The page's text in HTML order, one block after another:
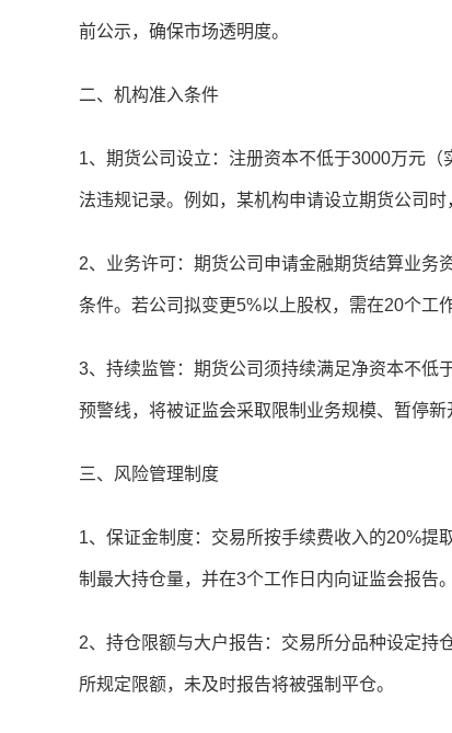
前公示，确保市场透明度。
二、机构准入条件
1、期货公司设立：注册资本不低于3000万元
法违规记录。例如，某机构申请设立期货公司
2、业务许可：期货公司申请金融期货结算业务
条件。若公司拟变更5%以上股权，需在20个工
3、持续监管：期货公司须持续满足净资本不低
预警线，将被证监会采取限制业务规模、暂停新
三、风险管理制度
1、保证金制度：交易所按手续费收入的20%提
制最大持仓量，并在3个工作日内向证监会报告。
2、持仓限额与大户报告：交易所分品种设定持
所规定限额，未及时报告将被强制平仓。